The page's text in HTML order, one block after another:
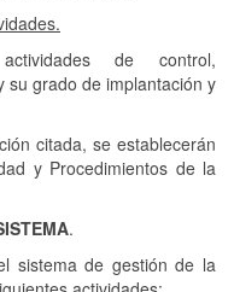
de control,
su grado de implantación y
citada, se establecerán
y Procedimientos de la
.
sistema de gestión de la